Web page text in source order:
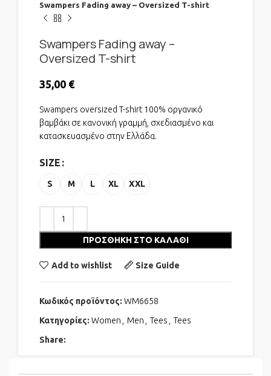
Swampers Fading away – Oversized T-shirt
Swampers Fading away –
Oversized T-shirt
35,00 €
Swampers oversized T-shirt 100% οργανικό
βαμβάκι σε κανονική γραμμή, σχεδιασμένο και
κατασκευασμένο στην Ελλάδα.
SIZE
S M L XL XXL
ΠΡΟΣΘΉΚΗ ΣΤΟ ΚΑΛΆΘΙ
Add to wishlist Size Guide
Κωδικός προϊόντος: WM6658
Κατηγορίες: Women , Men , Tees , Tees
Share: